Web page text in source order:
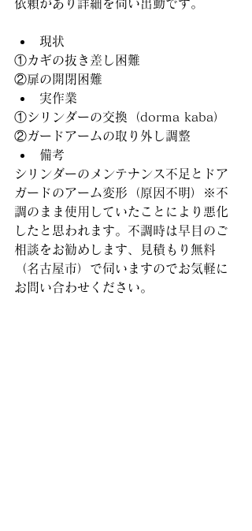
依頼があり詳細を伺い出動です。
現状
①カギの抜き差し困難
②扉の開閉困難
実作業
①シリンダーの交換（dorma kaba）
②ガードアームの取り外し調整
備考
シリンダーのメンテナンス不足とドア
ガードのアーム変形（原因不明）※不
調のまま使用していたことにより悪化
したと思われます。不調時は早目のご
相談をお勧めします、見積もり無料
（名古屋市）で伺いますのでお気軽に
お問い合わせください。